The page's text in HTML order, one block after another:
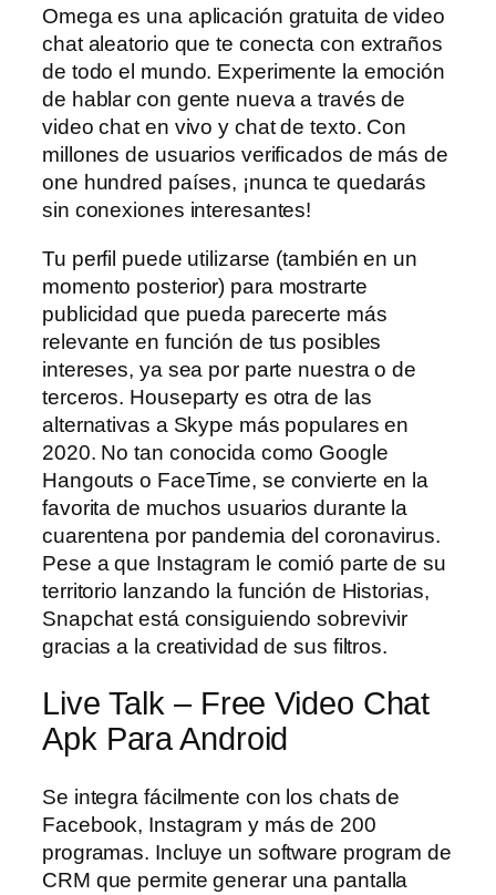
Omega es una aplicación gratuita de video
chat aleatorio que te conecta con extraños
de todo el mundo. Experimente la emoción
de hablar con gente nueva a través de
video chat en vivo y chat de texto. Con
millones de usuarios verificados de más de
one hundred países, ¡nunca te quedarás
sin conexiones interesantes!
Tu perfil puede utilizarse (también en un
momento posterior) para mostrarte
publicidad que pueda parecerte más
relevante en función de tus posibles
intereses, ya sea por parte nuestra o de
terceros. Houseparty es otra de las
alternativas a Skype más populares en
2020. No tan conocida como Google
Hangouts o FaceTime, se convierte en la
favorita de muchos usuarios durante la
cuarentena por pandemia del coronavirus.
Pese a que Instagram le comió parte de su
territorio lanzando la función de Historias,
Snapchat está consiguiendo sobrevivir
gracias a la creatividad de sus filtros.
Live Talk – Free Video Chat
Apk Para Android
Se integra fácilmente con los chats de
Facebook, Instagram y más de 200
programas. Incluye un software program de
CRM que permite generar una pantalla